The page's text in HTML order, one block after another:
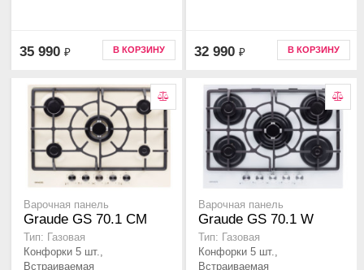
35 990 ₽ В КОРЗИНУ 32 990 ₽ В КОРЗИНУ
Варочная панель
Graude GS 70.1 CM
Тип: Газовая
Конфорки 5 шт.,
Встраиваемая
Варочная панель
Graude GS 70.1 W
Тип: Газовая
Конфорки 5 шт.,
Встраиваемая